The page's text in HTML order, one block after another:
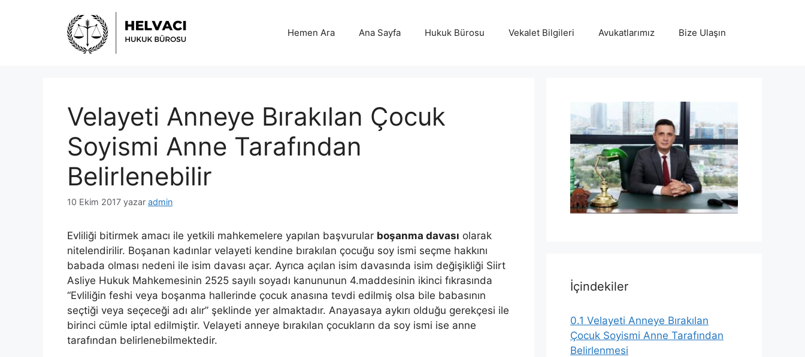
Hemen Ara Ana Sayfa Hukuk Bürosu Vekalet Bilgileri Avukatlarımız Bize Ulaşın
Velayeti Anneye Bırakılan Çocuk
Soyismi Anne Tarafından
Belirlenebilir
10 Ekim 2017 yazar admin
Evliliği bitirmek amacı ile yetkili mahkemelere yapılan başvurular boşanma davası olarak
nitelendirilir. Boşanan kadınlar velayeti kendine bırakılan çocuğu soy ismi seçme hakkını
babada olması nedeni ile isim davası açar. Ayrıca açılan isim davasında isim değişikliği Siirt
Asliye Hukuk Mahkemesinin 2525 sayılı soyadı kanununun 4.maddesinin ikinci fıkrasında
“Evliliğin feshi veya boşanma hallerinde çocuk anasına tevdi edilmiş olsa bile babasının
seçtiği veya seçeceği adı alır” şeklinde yer almaktadır. Anayasaya aykırı olduğu gerekçesi ile
birinci cümle iptal edilmiştir. Velayeti anneye bırakılan çocukların da soy ismi ise anne
tarafından belirlenebilmektedir.
İçindekiler
0.1 Velayeti Anneye Bırakılan
Çocuk Soyismi Anne Tarafından
Belirlenmesi